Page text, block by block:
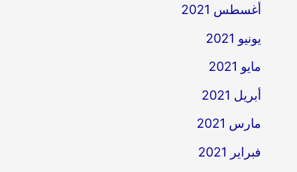
أغسطس 2021
يونيو 2021
مايو 2021
أبريل 2021
مارس 2021
فبراير 2021